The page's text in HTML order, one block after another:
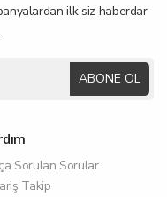
ilk siz haberdar
ABONE OL
Sorulan Sorular
Takip